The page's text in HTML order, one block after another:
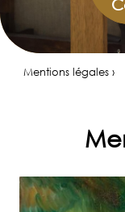
Mentions légales ›